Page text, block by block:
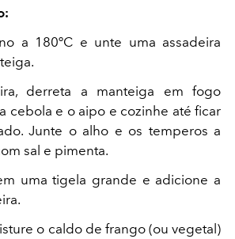
a 180ºC e unte uma assadeira
derreta a manteiga em fogo
cebola e o aipo e cozinhe até ficar
Junte o alho e os temperos a
sal e pimenta.
uma tigela grande e adicione a
o caldo de frango (ou vegetal)